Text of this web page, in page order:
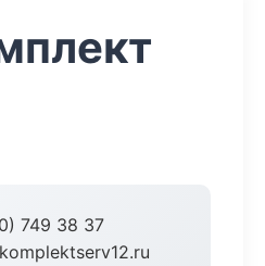
749 38 37